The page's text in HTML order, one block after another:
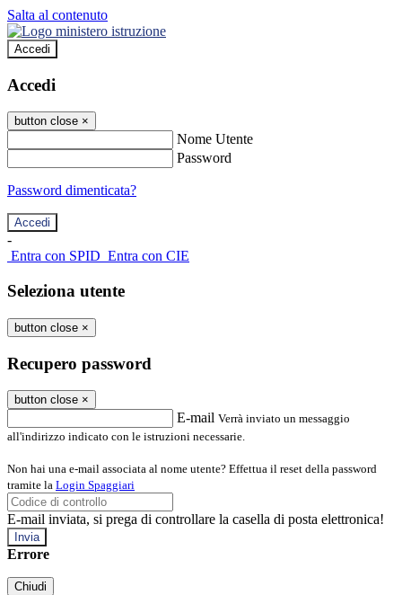
Salta al contenuto
Accedi
Accedi
button close ×
Nome Utente
Password
Password dimenticata?
-
Entra con SPID Entra con CIE
Seleziona utente
button close ×
Recupero password
button close ×
E-mail Verrà inviato un messaggio
all'indirizzo indicato con le istruzioni necessarie.
Non hai una e-mail associata al nome utente? Effettua il reset della password
tramite la Login Spaggiari
E-mail inviata, si prega di controllare la casella di posta elettronica!
Errore
Chiudi